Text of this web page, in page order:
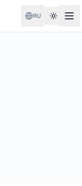
RU Toggle